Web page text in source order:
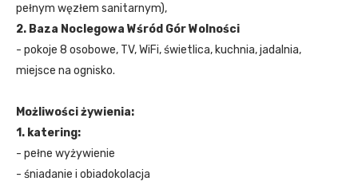
pełnym węzłem sanitarnym),
2. Baza Noclegowa Wśród Gór Wolności
- pokoje 8 osobowe, TV, WiFi, świetlica, kuchnia, jadalnia,
miejsce na ognisko.
Możliwości żywienia:
1. katering:
- pełne wyżywienie
- śniadanie i obiadokolacja